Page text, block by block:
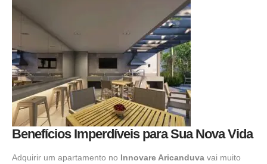
Benefícios Imperdíveis para Sua Nova Vida
Adquirir um apartamento no Innovare Aricanduva vai muito